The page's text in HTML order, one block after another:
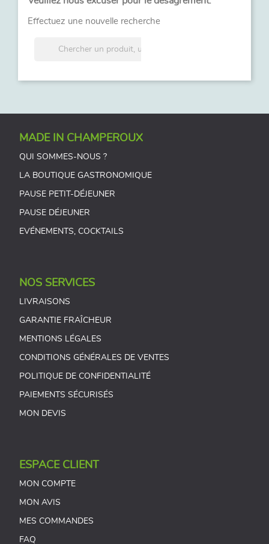
Effectuez une nouvelle recherche
MADE IN CHAMPEROUX
QUI SOMMES-NOUS ?
LA BOUTIQUE GASTRONOMIQUE
PAUSE PETIT-DÉJEUNER
PAUSE DÉJEUNER
EVÉNEMENTS, COCKTAILS
NOS SERVICES
LIVRAISONS
GARANTIE FRAÎCHEUR
MENTIONS LÉGALES
CONDITIONS GÉNÉRALES DE VENTES
POLITIQUE DE CONFIDENTIALITÉ
PAIEMENTS SÉCURISÉS
MON DEVIS
ESPACE CLIENT
MON COMPTE
MON AVIS
MES COMMANDES
FAQ